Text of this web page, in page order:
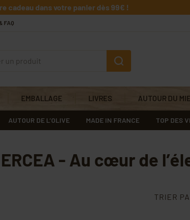
cadeau dans votre panier dès 99€ !
FAQ
EMBALLAGE LIVRES AUTOUR DU
AUTOUR DE L’OLIVE MADE IN FRANCE TOP DES
- Au cœur de
TRIER